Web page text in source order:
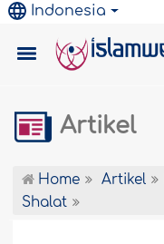
Indonesia
Artikel
Home Artikel
Shalat